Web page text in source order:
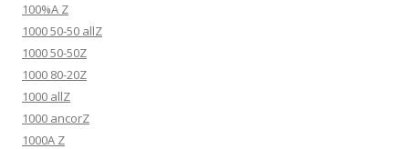
100%A Z
1000 50-50 allZ
1000 50-50Z
1000 80-20Z
1000 allZ
1000 ancorZ
1000A Z